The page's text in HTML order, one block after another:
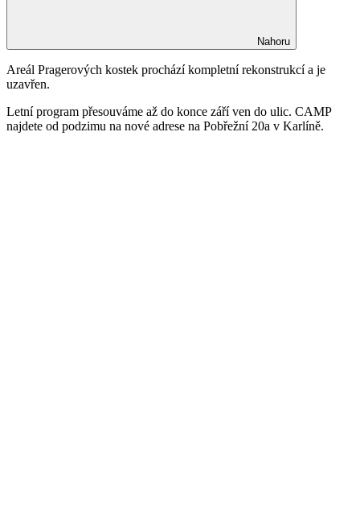
Nahoru
Areál Pragerových kostek prochází kompletní rekonstrukcí a je
uzavřen.
Letní program přesouváme až do konce září ven do ulic. CAMP
najdete od podzimu na nové adrese na Pobřežní 20a v Karlíně.